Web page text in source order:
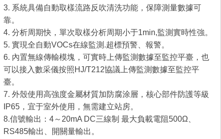
3. 系統具備自動取樣流路反吹清洗功能，保障測量數據可
靠。
4. 分析周期快，單次取樣分析周期小于1min,監測實時性強。
5. 實現全自動VOCs在線監測.超標預警、報警。
6. 內置無線傳輸模塊，可實時上傳監測數據至監控平臺，也
可以接入數采儀按照HJ/T212協議上傳監測數據至監控平
臺。
7. 外殼使用高強度金屬材質加防腐涂層，核心部件防護等級
IP65，宜于室外使用，無需建立站房。
8.信號輸出：4～20mA DC三線制 最大負載電阻500Ω、
RS485輸出、開關量輸出。